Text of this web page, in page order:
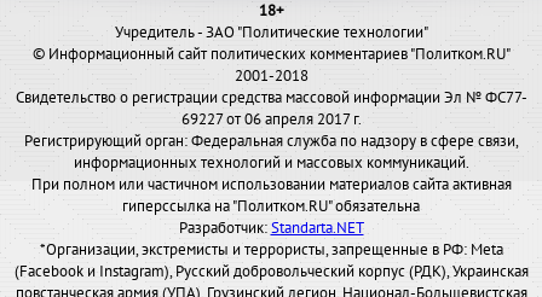
18+
Учредитель - ЗАО "Политические технологии"
© Информационный сайт политических комментариев "Политком.RU"
2001-2018
Свидетельство о регистрации средства массовой информации Эл № ФС77-
69227 от 06 апреля 2017 г.
Регистрирующий орган: Федеральная служба по надзору в сфере связи,
информационных технологий и массовых коммуникаций.
При полном или частичном использовании материалов сайта активная
гиперссылка на "Политком.RU" обязательна
Разработчик:Standarta.NET
*Организации, экстремисты и террористы, запрещенные в РФ: Meta
(Facebook и Instagram), Русский добровольческий корпус (РДК), Украинская